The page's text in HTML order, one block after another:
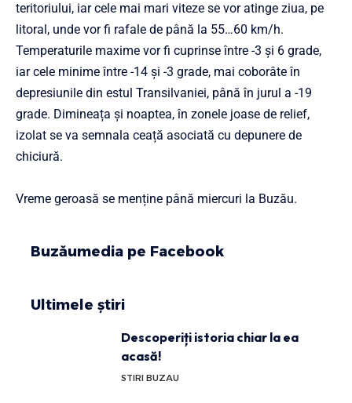
teritoriului, iar cele mai mari viteze se vor atinge ziua, pe
litoral, unde vor fi rafale de până la 55…60 km/h.
Temperaturile maxime vor fi cuprinse între -3 și 6 grade,
iar cele minime între -14 și -3 grade, mai coborâte în
depresiunile din estul Transilvaniei, până în jurul a -19
grade. Dimineața și noaptea, în zonele joase de relief,
izolat se va semnala ceață asociată cu depunere de
chiciură.
Vreme geroasă se menține până miercuri la Buzău.
Buzăumedia pe Facebook
Ultimele știri
Descoperiți istoria chiar la ea
acasă!
STIRI BUZAU